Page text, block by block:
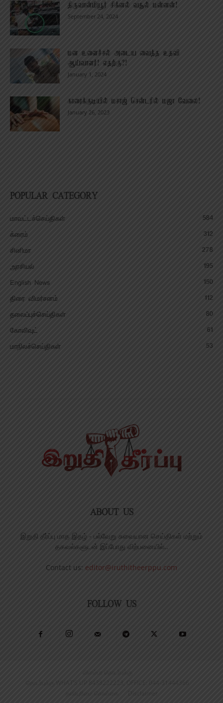
திருவான்மியூர் சிக்னல் வசூல் மன்னன்!
September 24, 2024
மன உளைச்சல் அடைய வைத்த உதவி
ஆய்வாளர்! எதற்கு?!
January 1, 2024
காரைக்குடியில் மசாஜ் சென்டரில் மஜா வேலை!
January 26, 2023
POPULAR CATEGORY
மாவட்டச்செய்திகள்
584
க்ரைம்
312
சினிமா
278
அரசியல்
195
English News
150
திரை விமர்சனம்
112
தலைப்புச்செய்திகள்
80
கோலிவுட்
61
மாநிலச்செய்திகள்
53
ABOUT US
இறுதி தீர்ப்பு மாத இதழ் - பல்வேறு சுவையான செய்திகள் மற்றும்
தகவல்களுடன் இப்போது விற்பனையில்..
Contact us: editor@iruthitheerppu.com
FOLLOW US